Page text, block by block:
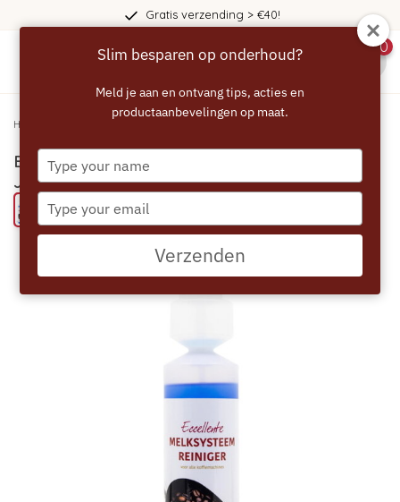
Gratis verzending > €40!
0
Home
ECCELLENTE Melksysteem Reiniger voor
Jura
Probeer eens een ECCELLENTE product
Slim besparen op onderhoud?
Meld je aan en ontvang tips, acties en
productaanbevelingen op maat.
Type
your
name
Type
your
email
Verzenden